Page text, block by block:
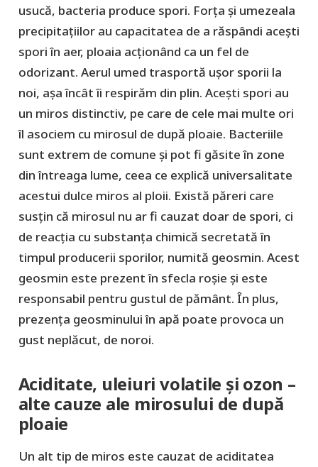
usucă, bacteria produce spori. Forța și umezeala
precipitațiilor au capacitatea de a răspândi acești
spori în aer, ploaia acționând ca un fel de
odorizant. Aerul umed trasportă ușor sporii la
noi, așa încât îi respirăm din plin. Acești spori au
un miros distinctiv, pe care de cele mai multe ori
îl asociem cu mirosul de după ploaie. Bacteriile
sunt extrem de comune și pot fi găsite în zone
din întreaga lume, ceea ce explică universalitate
acestui dulce miros al ploii. Există păreri care
susțin că mirosul nu ar fi cauzat doar de spori, ci
de reacția cu substanța chimică secretată în
timpul producerii sporilor, numită geosmin. Acest
geosmin este prezent în sfecla roșie și este
responsabil pentru gustul de pământ. În plus,
prezența geosminului în apă poate provoca un
gust neplăcut, de noroi.
Aciditate, uleiuri volatile și ozon –
alte cauze ale mirosului de după
ploaie
Un alt tip de miros este cauzat de aciditatea